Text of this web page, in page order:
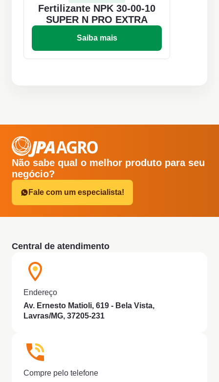
Fertilizante NPK 30-00-10
SUPER N PRO EXTRA
Saiba mais
Não sabe qual o melhor produto para seu
negócio?
Fale com um especialista!
Central de atendimento
Endereço
Av. Ernesto Matioli, 619 - Bela Vista,
Lavras/MG, 37205-231
Compre pelo telefone